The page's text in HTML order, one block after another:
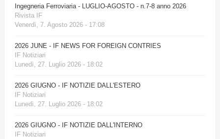
Ingegneria Ferroviaria - LUGLIO-AGOSTO - n.7-8 anno 2026
Rivista IF
Venerdì, 7. Agosto 2026 - 17:08
2026 JUNE - IF NEWS FOR FOREIGN CONTRIES
IF Notiziari
Lunedì, 27. Luglio 2026 - 18:02
2026 GIUGNO - IF NOTIZIE DALL'ESTERO
IF Notiziari
Lunedì, 27. Luglio 2026 - 18:02
2026 GIUGNO - IF NOTIZIE DALL'INTERNO
IF Notiziari